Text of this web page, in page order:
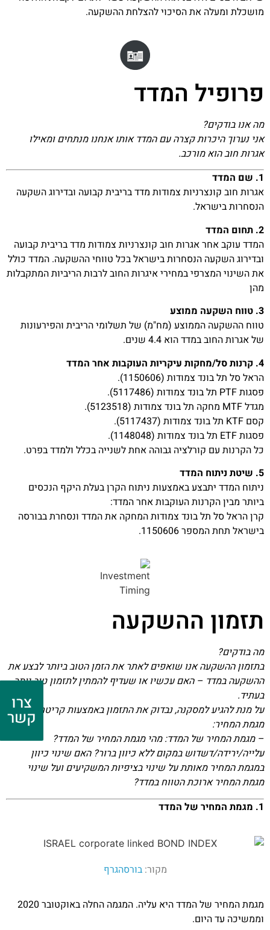
מושכלת ומעלה את הסיכוי להצלחת ההשקעה.
פרופיל המדד
מה אנו בודקים?
אני נערוך היכרות קצרה עם המדד אותו אנחנו מנתחים ומאילו
אגרות חוב הוא מורכב.
1. שם המדד
אגרות חוב קונצרניות צמודות מדד בריבית קבועה ובדירוג השקעה
הנסחרות בישראל.
2. תחום המדד
המדד עוקב אחר אגרות חוב קונצרניות צמודות מדד בריבית קבועה
ובדירוג השקעה הנסחרות בישראל בכל טווחי ההשקעה. המדד כולל
את השינוי המצרפי במחירי איגרות החוב לרבות הריביות המתקבלות
מהן
3. טווח השקעה ממוצע
טווח ההשקעה הממוצע (מח"מ) של תשלומי הריבית והפירעונות
של אגרות החוב במדד הוא 4.4 שנים.
4. קרנות סל/מחקות עיקריות העוקבות אחר המדד
הראל סל תל בונד צמודות (1150606).
פסגות PTF תל בונד צמודות (5117486).
מגדל MTF מחקה תל בונד צמודות (5123518).
קסם KTF תל בונד צמודות (5117437).
פסגות ETF תל בונד צמודות (1148048).
כל הקרנות עם קורלציה גבוהה אחת לשנייה בכלל ולמדד בפרט.
5. שיטת ניתוח המדד
ניתוח המדד יתבצע באמצעות ניתוח הקרן בעלת היקף הנכסים
ביותר מבין הקרנות העוקבות אחר המדד:
קרן הראל סל תל בונד צמודות המחקה את המדד ונסחרת בבורסה
בישראל תחת המספר 1150606.
תזמון ההשקעה
מה בודקים?
בתזמון ההשקעה אנו שואפים לאתר את הזמן הטוב ביותר לבצע את
ההשקעה במדד – האם עכשיו או שעדיף להמתין לתזמון טוב יותר
בעתיד.
על מנת להגיע למסקנה, נבדוק את התזמון באמצעות קריטריון ניתוח
מגמת המחיר:
– מגמת המחיר של המדד: מהי מגמת המחיר של המדד?
עלייה/ירידה/דשדוש במקום ללא כיוון ברור? האם שינוי כיוון
במגמת המחיר מאותת על שינוי בציפיות המשקיעים ועל שינוי
מגמת המחיר ארוכת הטווח במדד?
1. מגמת המחיר של המדד
מקור:בורסהגרף
מגמת המחיר של המדד היא עליה. המגמה החלה באוקטובר 2020
וממשיכה עד היום.
צרו
קשר